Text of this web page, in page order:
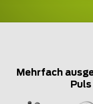
Mehrfach